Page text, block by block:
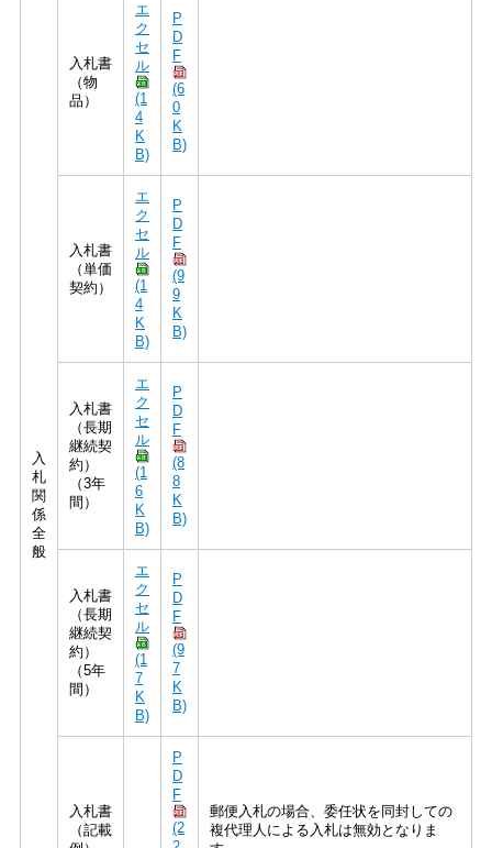
入
札
関
係
全
般
入札書
（物
品）
エ
ク
セ
ル
(1
4
K
B)
P
D
F
(6
0
K
B)
入札書
（単価
契約）
エ
ク
セ
ル
(1
4
K
B)
P
D
F
(9
9
K
B)
入札書
（長期
継続契
約）
（3年
間）
エ
ク
セ
ル
(1
6
K
B)
P
D
F
(8
8
K
B)
入札書
（長期
継続契
約）
（5年
間）
エ
ク
セ
ル
(1
7
K
B)
P
D
F
(9
7
K
B)
入札書
（記載
P
D
F
(2
郵便入札の場合、委任状を同封しての
複代理人による入札は無効となりま